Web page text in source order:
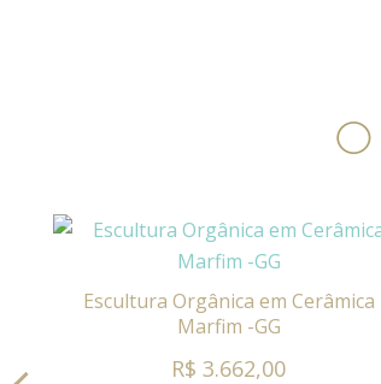
Escultura Orgânica em Cerâmica
Marfim -GG
R$ 3.662,00